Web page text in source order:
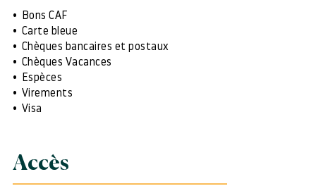
Bons CAF
Carte bleue
Chèques bancaires et postaux
Chèques Vacances
Espèces
Virements
Visa
Accès